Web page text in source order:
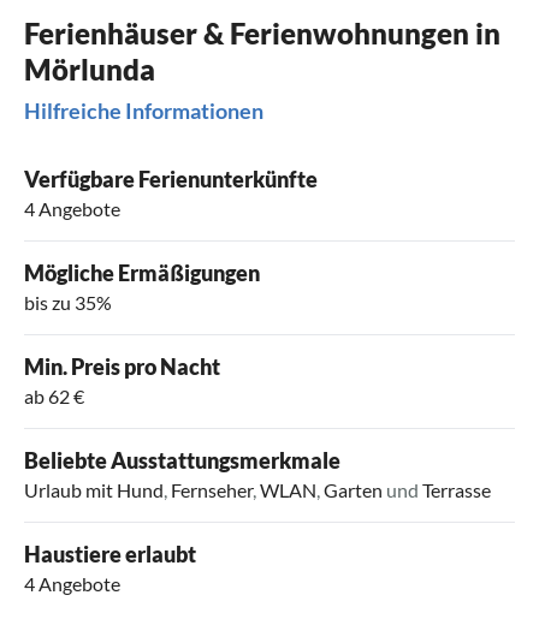
Ferienhäuser & Ferienwohnungen in
Mörlunda
Hilfreiche Informationen
Verfügbare Ferienunterkünfte
4 Angebote
Mögliche Ermäßigungen
bis zu 35%
Min. Preis pro Nacht
ab 62 €
Beliebte Ausstattungsmerkmale
Urlaub mit Hund, Fernseher,WLAN,Garten und Terrasse
Haustiere erlaubt
4 Angebote